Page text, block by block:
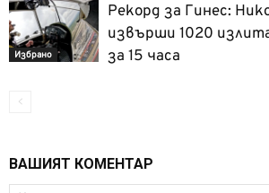
Избрано
Рекорд за Гинес:
извърши 1020
за 15 часа
ВАШИЯТ КОМЕНТАР